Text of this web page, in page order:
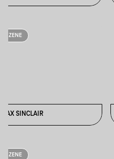
ZENE
MAX SINCLAIR
ZENE